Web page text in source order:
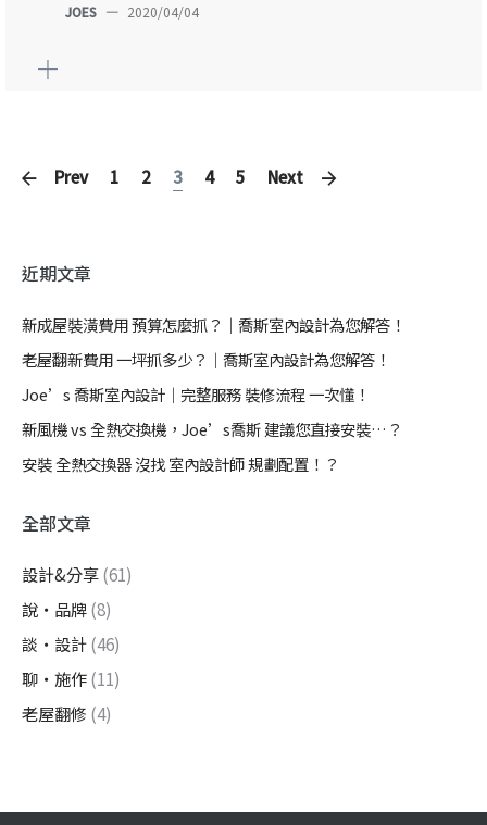
JOES — 2020/04/04
Prev 1 2 3 4 5 Next
近期文章
新成屋裝潢費用 預算怎麼抓？｜喬斯室內設計為您解答！
老屋翻新費用 一坪抓多少？｜喬斯室內設計為您解答！
Joe’s 喬斯室內設計｜完整服務 裝修流程 一次懂！
新風機 vs 全熱交換機，Joe’s喬斯 建議您直接安裝…？
安裝 全熱交換器 沒找 室內設計師 規劃配置！？
全部文章
設計&分享(61)
說・品牌(8)
談・設計(46)
聊・施作(11)
老屋翻修 (4)